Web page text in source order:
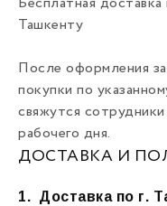
Бесплатная доставка
Ташкенту
После оформления
покупки по
свяжутся сотрудники
рабочего дня.
ДОСТАВКА И
1. Доставка по г.